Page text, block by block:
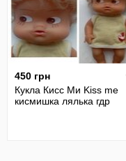
450 грн
Кукла Кисс Ми Kiss me
кисмишка лялька гдр